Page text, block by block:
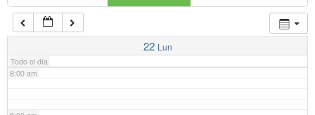
22 Lun
Todo el día
7:00 am
8:00 am